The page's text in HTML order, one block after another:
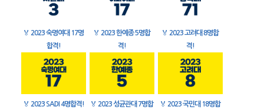
🏅 2023 숙명여대 17명
합격!
🏅 2023 한예종 5명합
격!
🏅 2023 고려대 8명합
격!
🏅 2023 SADI 4명합격! 🏅 2023 성균관대 7명합
🏅 2023 국민대 18명합